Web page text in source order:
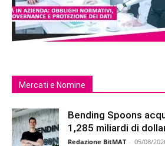
Mercati e Nomine
Bending Spoons
1,285 miliardi di
Redazione BitMAT - 05/08/